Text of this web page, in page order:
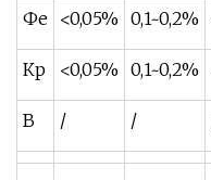
Фе <0,05% 0,1~0,2%
Кр <0,05% 0,1~0,2%
В / /